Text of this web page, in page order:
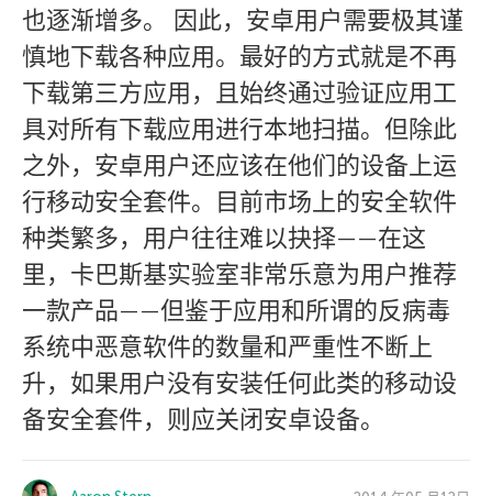
也逐渐增多。 因此，安卓用户需要极其谨
慎地下载各种应用。最好的方式就是不再
下载第三方应用，且始终通过验证应用工
具对所有下载应用进行本地扫描。但除此
之外，安卓用户还应该在他们的设备上运
行移动安全套件。目前市场上的安全软件
种类繁多，用户往往难以抉择——在这
里，卡巴斯基实验室非常乐意为用户推荐
一款产品——但鉴于应用和所谓的反病毒
系统中恶意软件的数量和严重性不断上
升，如果用户没有安装任何此类的移动设
备安全套件，则应关闭安卓设备。